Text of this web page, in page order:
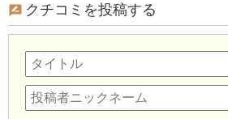
クチコミを投稿する